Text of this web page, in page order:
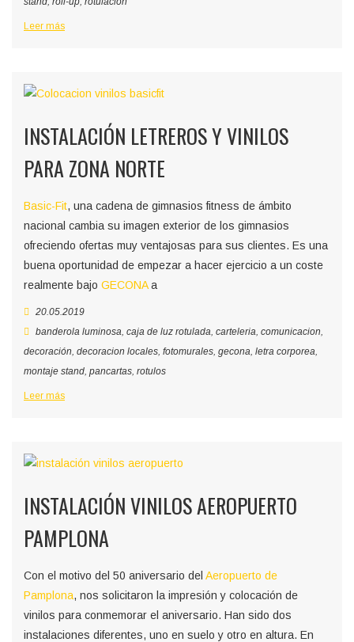
Leer más
INSTALACIÓN LETREROS Y VINILOS
PARA ZONA NORTE
Basic-Fit, una cadena de gimnasios fitness de ámbito
nacional cambia su imagen exterior de los gimnasios
ofreciendo ofertas muy ventajosas para sus clientes. Es una
buena oportunidad de empezar a hacer ejercicio a un coste
realmente bajo GECONAa
20.05.2019
banderola luminosa, caja de luz rotulada, carteleria, comunicacion,
decoración, decoracion locales, fotomurales, gecona, letra corporea,
montaje stand, pancartas, rotulos
Leer más
INSTALACIÓN VINILOS AEROPUERTO
PAMPLONA
Con el motivo del 50 aniversario del Aeropuerto de
Pamplona, nos solicitaron la impresión y colocación de
vinilos para conmemorar el aniversario. Han sido dos
instalaciones diferentes, uno en suelo y otro en altura. En